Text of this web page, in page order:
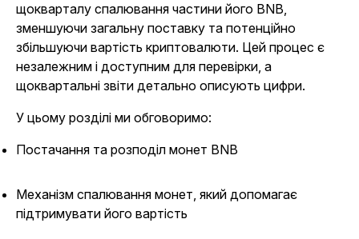
щокварталу спалювання частини його BNB,
зменшуючи загальну поставку та потенційно
збільшуючи вартість криптовалюти. Цей процес є
незалежним і доступним для перевірки, а
щоквартальні звіти детально описують цифри.
У цьому розділі ми обговоримо:
Постачання та розподіл монет BNB
Механізм спалювання монет, який допомагає
підтримувати його вартість